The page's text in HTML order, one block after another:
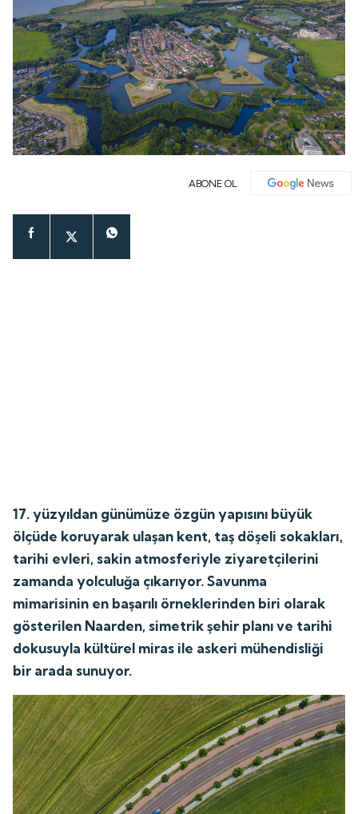
ABONE OL
17. yüzyıldan günümüze özgün yapısını büyük
ölçüde koruyarak ulaşan kent, taş döşeli sokakları,
tarihi evleri, sakin atmosferiyle ziyaretçilerini
zamanda yolculuğa çıkarıyor. Savunma
mimarisinin en başarılı örneklerinden biri olarak
gösterilen Naarden, simetrik şehir planı ve tarihi
dokusuyla kültürel miras ile askeri mühendisliği
bir arada sunuyor.